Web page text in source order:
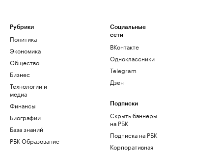
Рубрики
Политика
Экономика
Общество
Бизнес
Технологии и
медиа
Финансы
Биографии
База знаний
РБК Образование
Социальные
сети
ВКонтакте
Одноклассники
Telegram
Дзен
Подписки
Скрыть баннеры
на РБК
Подписка на РБК
Корпоративная